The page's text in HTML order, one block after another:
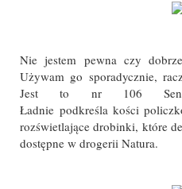
Nie jestem pewna czy
Używam go sporadycznie,
Jest to nr 106
Ładnie podkreśla kości
rozświetlające drobinki, które
dostępne w drogerii Natura.